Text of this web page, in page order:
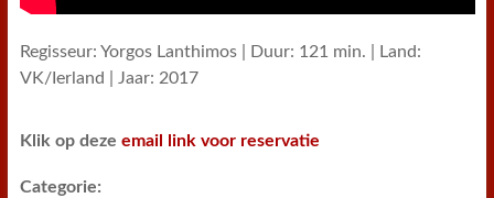
Regisseur: Yorgos Lanthimos | Duur: 121 min. | Land:
VK/Ierland | Jaar: 2017
Klik op deze email link voor reservatie
Categorie: